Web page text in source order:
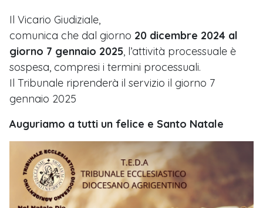
Il Vicario Giudiziale,
comunica che dal giorno 20 dicembre 2024 al
giorno 7 gennaio 2025, l’attività processuale è
sospesa, compresi i termini processuali.
Il Tribunale riprenderà il servizio il giorno 7
gennaio 2025
Auguriamo a tutti un felice e Santo Natale